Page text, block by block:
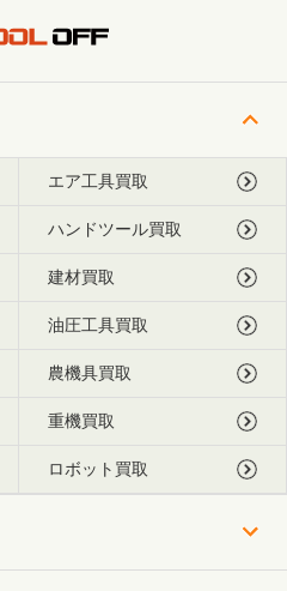
エア工具買取
ハンドツール買取
建材買取
油圧工具買取
農機具買取
重機買取
ロボット買取